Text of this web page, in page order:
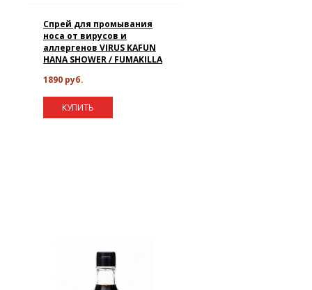
Спрей для промывания
носа от вирусов и
аллергенов VIRUS KAFUN
HANA SHOWER / FUMAKILLA
1890 руб.
КУПИТЬ